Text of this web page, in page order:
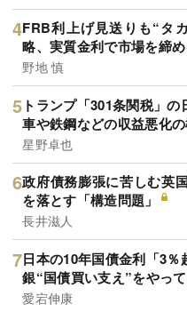
FRB利上げ見送りも“タ
略、実質金利で市場を締
野地 慎
トランプ「301条関税」
車や鉄鋼などの収益悪化
星野卓也
政府債務膨張に苦しむ英
を落とす「構造問題」
長井滋人
日本の10年国債金利「3
銀“国債買い支え”をやっ
愛宕伸康